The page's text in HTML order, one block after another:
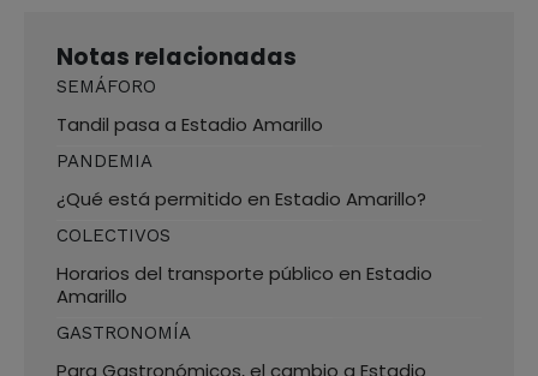
Notas relacionadas
SEMÁFORO
Tandil pasa a Estadio Amarillo
PANDEMIA
¿Qué está permitido en Estadio Amarillo?
COLECTIVOS
Horarios del transporte público en Estadio
Amarillo
GASTRONOMÍA
Para Gastronómicos, el cambio a Estadio